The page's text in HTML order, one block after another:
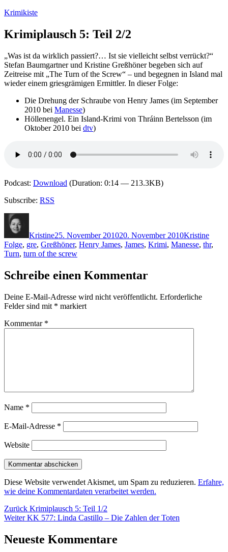
Zum
springen
Krimikiste
Krimiplausch 5: Teil 2/2
„Was ist da wirklich passiert?… Ist sie vielleicht selbst verrückt?“
Stefan Baumgartner und Kristine Greßhöner begeben sich auf
Zeitreise mit „The Turn of the Screw“ – und begegnen in Island mal
wieder einem griesgrämigen Ermittler. In dieser Folge:
Die Drehung der Schraube von Henry James (im September
2010 bei Manesse)
Höllenengel. Ein Island-Krimi von Thráinn Bertelsson (im
Oktober 2010 bei dtv)
Podcast: Download (Duration: 0:14 — 213.3KB)
Subscribe: RSS
Kristine25. November 201020. November 2010Kristine
Folge, gre, Greßhöner, Henry James, James, Krimi, Manesse, thr,
Turn, turn of the screw
Schreibe einen Kommentar
Deine E-Mail-Adresse wird nicht veröffentlicht. Erforderliche
Felder sind mit * markiert
Kommentar *
Name *
E-Mail-Adresse *
Website
Diese Website verwendet Akismet, um Spam zu reduzieren. Erfahre,
wie deine Kommentardaten verarbeitet werden.
Beitragsnavigation
Zurück Vorheriger
Beitrag:
Krimiplausch 5: Teil 1/2
Weiter Nächster
KK 577: Linda Castillo – Die Zahlen der Toten
Neueste Kommentare